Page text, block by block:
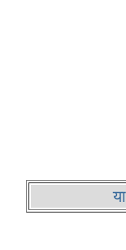
येथे क्लिक करा.